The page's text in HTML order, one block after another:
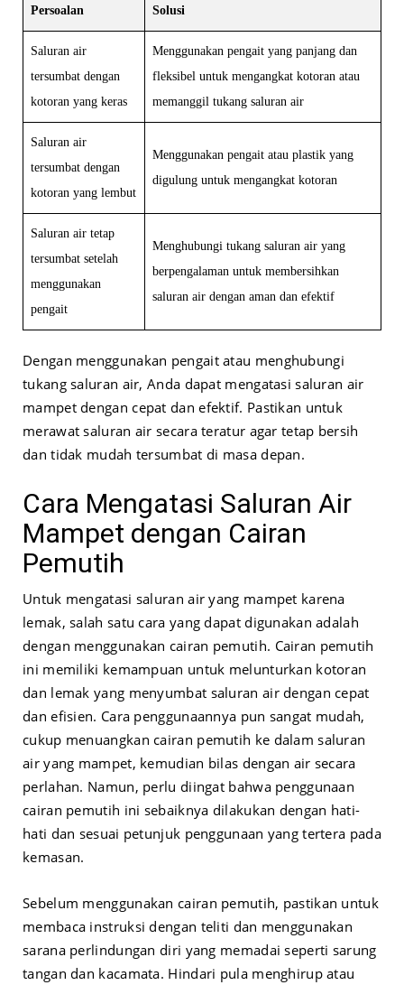
Persoalan Solusi
Saluran air
tersumbat dengan
kotoran yang keras
Menggunakan pengait yang panjang dan
fleksibel untuk mengangkat kotoran atau
memanggil tukang saluran air
Saluran air
tersumbat dengan
kotoran yang lembut
Menggunakan pengait atau plastik yang
digulung untuk mengangkat kotoran
Saluran air tetap
tersumbat setelah
menggunakan
pengait
Menghubungi tukang saluran air yang
berpengalaman untuk membersihkan
saluran air dengan aman dan efektif
Dengan menggunakan pengait atau menghubungi
tukang saluran air, Anda dapat mengatasi saluran air
mampet dengan cepat dan efektif. Pastikan untuk
merawat saluran air secara teratur agar tetap bersih
dan tidak mudah tersumbat di masa depan.
Cara Mengatasi Saluran Air
Mampet dengan Cairan
Pemutih
Untuk mengatasi saluran air yang mampet karena
lemak, salah satu cara yang dapat digunakan adalah
dengan menggunakan cairan pemutih. Cairan pemutih
ini memiliki kemampuan untuk melunturkan kotoran
dan lemak yang menyumbat saluran air dengan cepat
dan efisien. Cara penggunaannya pun sangat mudah,
cukup menuangkan cairan pemutih ke dalam saluran
air yang mampet, kemudian bilas dengan air secara
perlahan. Namun, perlu diingat bahwa penggunaan
cairan pemutih ini sebaiknya dilakukan dengan hati-
hati dan sesuai petunjuk penggunaan yang tertera pada
kemasan.
Sebelum menggunakan cairan pemutih, pastikan untuk
membaca instruksi dengan teliti dan menggunakan
sarana perlindungan diri yang memadai seperti sarung
tangan dan kacamata. Hindari pula menghirup atau